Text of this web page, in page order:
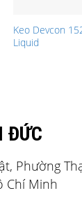
Keo Devcon
Liquid
ĐỨC
Phường
Chí Minh